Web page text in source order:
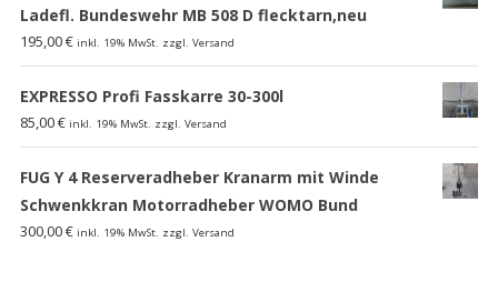
Ladefl. Bundeswehr MB 508 D flecktarn,neu
195,00€ inkl. 19% MwSt. zzgl. Versand
EXPRESSO Profi Fasskarre 30-300l
85,00€ inkl. 19% MwSt. zzgl. Versand
FUG Y 4 Reserveradheber Kranarm mit Winde
Schwenkkran Motorradheber WOMO Bund
300,00€ inkl. 19% MwSt. zzgl. Versand